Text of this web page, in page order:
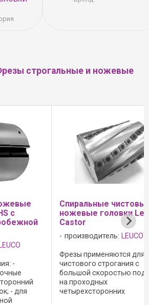
строгальные и ножевые
чистовые
головки Leuco
строгания с
подачи
строгальных
Спиральные
головки
строгально-
станки,
фрезерные
фугования,
чистового